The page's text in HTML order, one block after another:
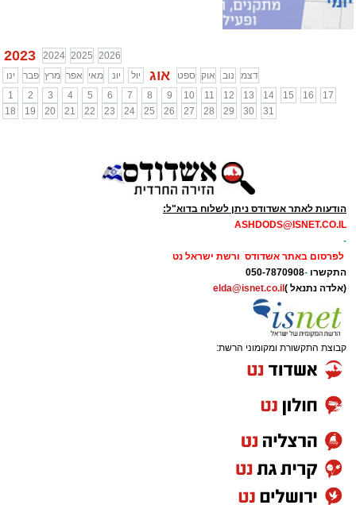
2023 2024 2025 2026
ינו
פבר מרץ אפר מאי יונ יול אוג ספט אוק נוב
דצמ
1
2 3 4 5 6 7 8 9 10 11 12 13 14 15 16
17
18
19 20 21 22 23 24 25 26 27 28 29 30 31
הודעות לאתר אשדודס ניתן לשלוח בדוא"ל:
ASHDODS@ISNET.CO.IL
-
לפרסום באתר אשדודס ורשת ישראל נט
התקשרו -
050-7870908
(אלדה נתנאל ) elda@isnet.co.il
קבוצת התקשורת ומקומוני הרשת: